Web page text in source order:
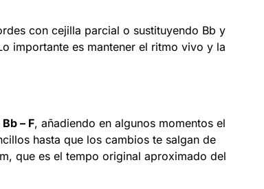
con cejilla parcial o sustituyendo Bb y
importante es mantener el ritmo vivo y la
– F, añadiendo en algunos momentos el
hasta que los cambios te salgan de
que es el tempo original aproximado del